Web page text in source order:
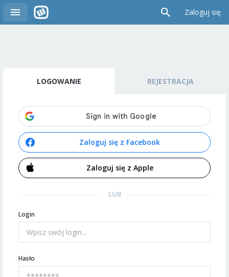
Zaloguj się
LOGOWANIE REJESTRACJA
Zaloguj się z Facebook
Zaloguj się z Apple
LUB
Login
Hasło